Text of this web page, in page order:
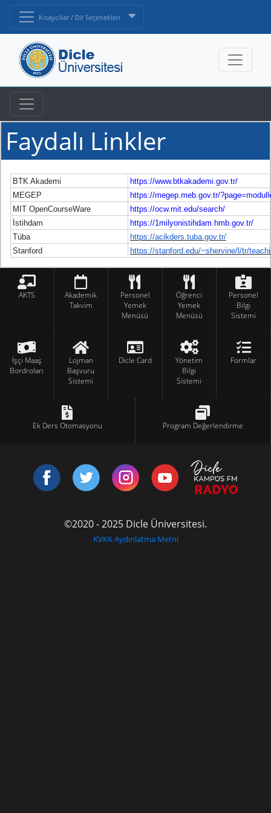
Kısayollar / Dil Seçenekleri
Faydalı Linkler
BTK Akademi
https://www.btkakademi.gov.tr/
MEGEP
https://megep.meb.gov.tr/
MIT OpenCourseWare
https://ocw.mit.edu/search/
İstihdam
https://1milyonistihdam.hmb.gov.tr/
Tüba
https://acikders.tuba.gov.tr/
Stanford
https://stanford.edu/~shervine/l/tr/
AKTS
Akademik
Takvim
Personel
Yemek
Menüsü
Öğrenci
Yemek
Menüsü
Personel
Bilgi
Sistemi
İşçi Maaş
Bordroları
Lojman
Başvuru
Sistemi
Dicle Card
Yönetim
Bilgi
Sistemi
Formlar
Ek Ders Otomasyonu Program Değerlendirme
©2020 - 2025 Dicle Üniversitesi.
KVKK Aydınlatma Metni